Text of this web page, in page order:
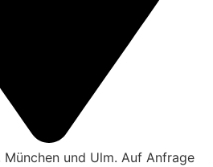
und Ulm. Auf Anfrage